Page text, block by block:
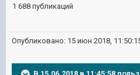
1 688 публикаций
Опубликовано: 15 июн 2018,